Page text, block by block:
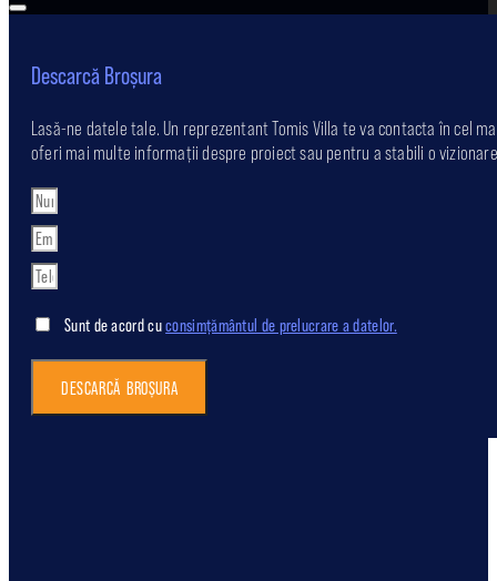
Descarcă Broșura
Lasă-ne datele tale. Un reprezentant Tomis Villa te va contacta în cel
oferi mai multe informații despre proiect sau pentru a stabili o
Sunt de acord cuconsimțământul de prelucrare a datelor.
DESCARCĂ BROȘURA